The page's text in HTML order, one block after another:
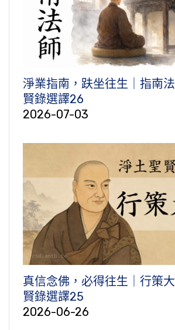
淨業指南，趺坐往生｜指南
賢錄選譯26
2026-07-03
真信念佛，必得往生｜行策
賢錄選譯25
2026-06-26